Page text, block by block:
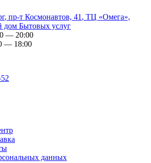
, пр-т Космонавтов, 41, ТЦ «Омега»,
дом Бытовых услуг
— 20:00
— 18:00
данных